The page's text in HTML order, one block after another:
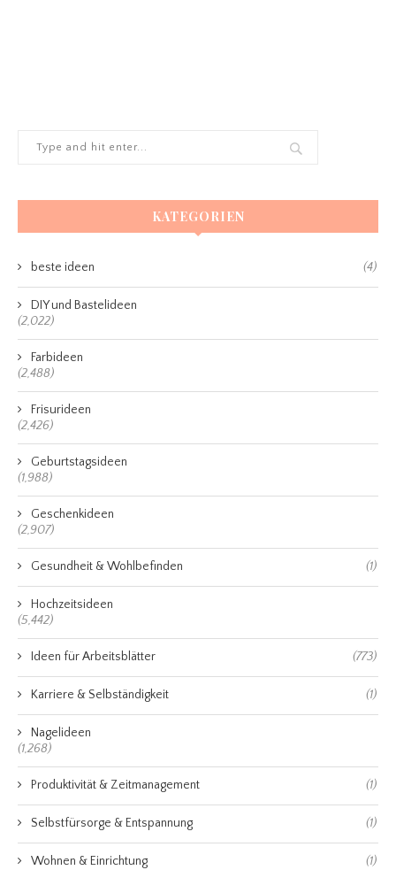
KATEGORIEN
beste ideen (4)
DIY und Bastelideen
(2,022)
Farbideen
(2,488)
Frisurideen
(2,426)
Geburtstagsideen
(1,988)
Geschenkideen
(2,907)
Gesundheit & Wohlbefinden (1)
Hochzeitsideen
(5,442)
Ideen für Arbeitsblätter (773)
Karriere & Selbständigkeit (1)
Nagelideen
(1,268)
Produktivität & Zeitmanagement (1)
Selbstfürsorge & Entspannung (1)
Wohnen & Einrichtung (1)